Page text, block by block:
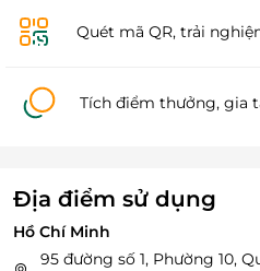
Quét mã QR, trải
Tích điểm thưởng, gia
Địa điểm sử dụng
Hồ Chí Minh
95 đường số 1, Phường 10,